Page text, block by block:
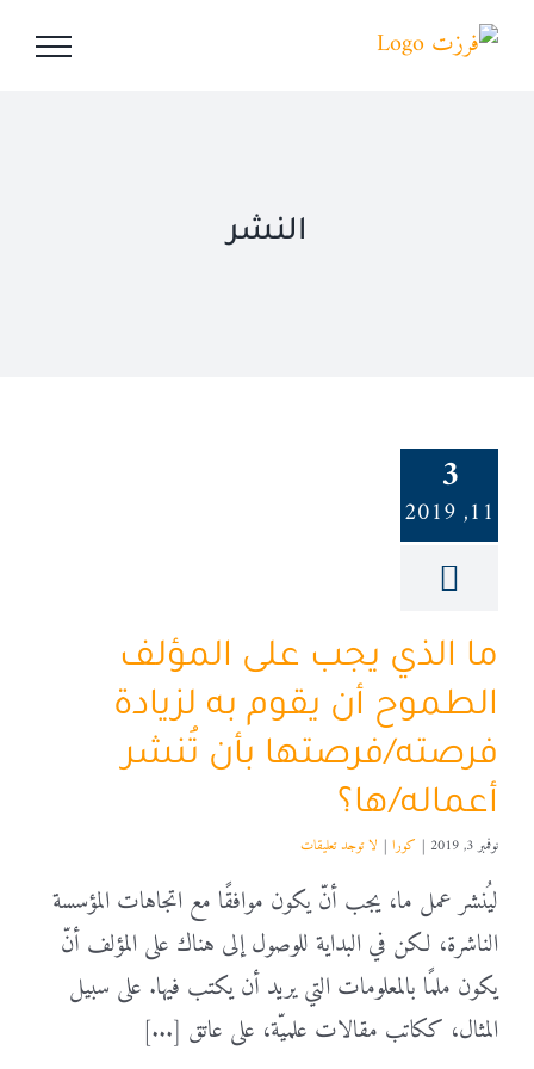
Skip
النشر
3
11, 2019
ما الذي يجب على المؤلف
الطموح أن يقوم به لزيادة
فرصته/فرصتها بأن تُنشر
أعماله/ها؟
نوفمبر 3, 2019 | كورا | لا توجد تعليقات
ليُنشر عمل ما، يجب أنّ يكون موافقًا مع اتجاهات المؤسسة
الناشرة، لكن في البداية للوصول إلى هناك على المؤلف أنّ
يكون ملمًا بالمعلومات التي يريد أن يكتب فيها. على سبيل
المثال، ككاتب مقالات علميّة، على عاتق [...]